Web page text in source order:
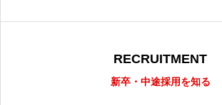
RECRUITMENT
新卒・中途採用を知る